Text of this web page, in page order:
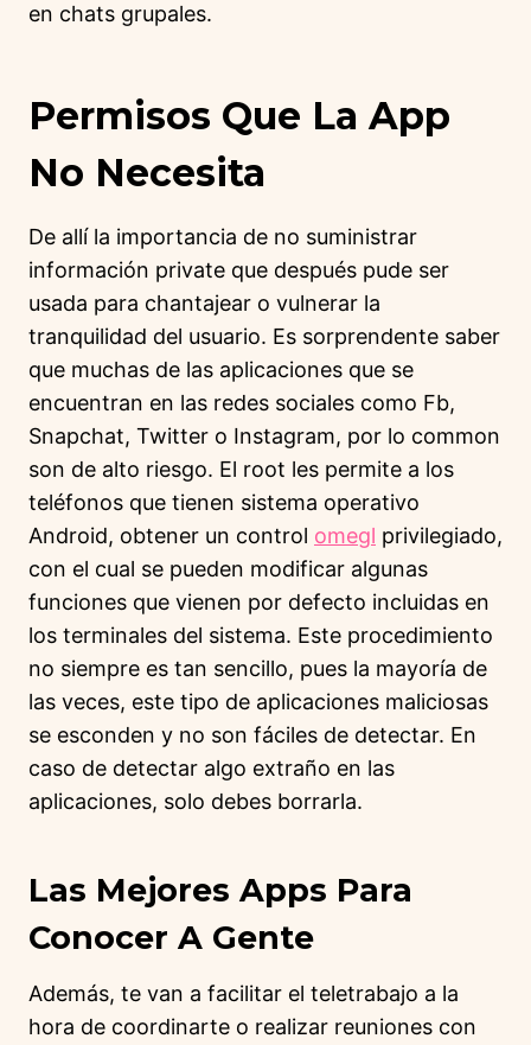
en chats grupales.
Permisos Que La App
No Necesita
De allí la importancia de no suministrar
información private que después pude ser
usada para chantajear o vulnerar la
tranquilidad del usuario. Es sorprendente saber
que muchas de las aplicaciones que se
encuentran en las redes sociales como Fb,
Snapchat, Twitter o Instagram, por lo common
son de alto riesgo. El root les permite a los
teléfonos que tienen sistema operativo
Android, obtener un control omegl privilegiado,
con el cual se pueden modificar algunas
funciones que vienen por defecto incluidas en
los terminales del sistema. Este procedimiento
no siempre es tan sencillo, pues la mayoría de
las veces, este tipo de aplicaciones maliciosas
se esconden y no son fáciles de detectar. En
caso de detectar algo extraño en las
aplicaciones, solo debes borrarla.
Las Mejores Apps Para
Conocer A Gente
Además, te van a facilitar el teletrabajo a la
hora de coordinarte o realizar reuniones con